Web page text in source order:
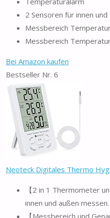
2 Sensoren für innen
Messbereich
Messbereich
Bei Amazon kaufen
Bestseller Nr. 6
Neoteck Digitales Thermo
【2 in 1 Thermometer
innen und außen